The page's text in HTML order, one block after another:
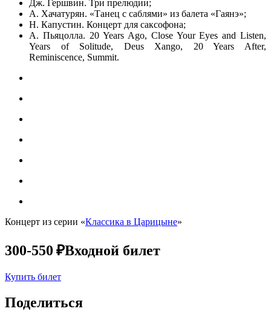
Дж. Гершвин. Три прелюдии;
А. Хачатурян. «Танец с саблями» из балета «Гаянэ»;
Н. Капустин. Концерт для саксофона;
А. Пьяцолла. 20 Years Ago, Close Your Eyes and Listen,
Years of Solitude, Deus Xango, 20 Years After,
Reminiscence, Summit.
Концерт из серии «Классика в Царицыне»
300-550 ₽Входной билет
Купить билет
Поделиться